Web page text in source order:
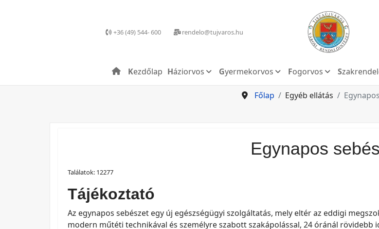
+36 (49) 544- 600 rendelo@tujvaros.hu
Kezdőlap Háziorvos Gyermekorvos Fogorvos
Főlap Egyéb ellátás
Egynapos
Találatok: 12277
Tájékoztató
Az egynapos sebészet egy új egészségügyi szolgáltatás, mely eltér az eddigi
modern műtéti technikával és személyre szabott szakápolással, 24 óránál